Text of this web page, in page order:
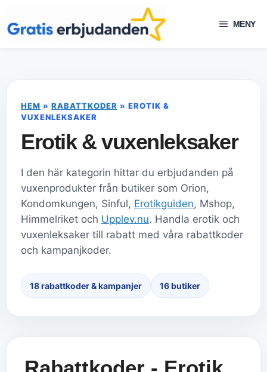
till
innehåll
MENY
HEM »RABATTKODER » EROTIK &
VUXENLEKSAKER
Erotik & vuxenleksaker
I den här kategorin hittar du erbjudanden på
vuxenprodukter från butiker som Orion,
Kondomkungen, Sinful, Erotikguiden, Mshop,
Himmelriket och Upplev.nu. Handla erotik och
vuxenleksaker till rabatt med våra rabattkoder
och kampanjkoder.
18 rabattkoder & kampanjer 16 butiker